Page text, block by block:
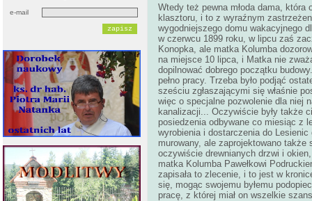
e-mail
Wtedy też pewna młoda dama, która
klasztoru, i to z wyraźnym
wygodniejszego domu wakacyjnego
w czerwcu 1899 roku, w lipcu zaś
Konopka, ale matka Kolumba
na miejsce 10 lipca, i Matka nie
dopilnować dobrego początku
pełno pracy. Trzeba było podjąć
sześciu zgłaszającymi się właśnie
więc o specjalne pozwolenie dla niej
kanalizacji... Oczywiście były także
posiedzenia odbywane co miesiąc z
wyrobienia i dostarczenia do
murowany, ale zaprojektowano także
oczywiście drewnianych drzwi i
matka Kolumba Pawełkowi
zapisała to zlecenie, i to jest w
się, mogąc swojemu byłemu
pracę, z której miał on wszelkie